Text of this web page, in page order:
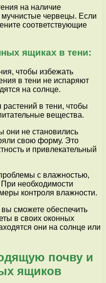
на наличие
мучнистые червецы. Если
соответствующие
ящиках в тени:
чтобы избежать
в тени не испаряют
на солнце.
в тени, чтобы
вещества.
они не становились
свою форму. Это
и привлекательный
с влажностью,
При необходимости
контроля влажности.
сможете обеспечить
в своих оконных
они на солнце или
почву и
ящиков